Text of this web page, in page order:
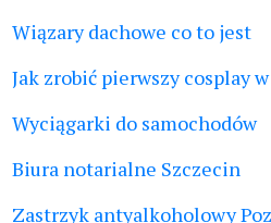
Wiązary dachowe co to jest
Jak zrobić pierwszy cosplay
Wyciągarki do samochodów
Biura notarialne Szczecin
Zastrzyk antyalkoholowy